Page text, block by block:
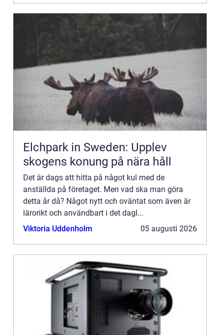
Elchpark in Sweden: Upplev
skogens konung på nära håll
Det är dags att hitta på något kul med de
anställda på företaget. Men vad ska man göra
detta år då? Något nytt och oväntat som även är
lärorikt och användbart i det dagl...
Viktoria Uddenholm
05 augusti 2026